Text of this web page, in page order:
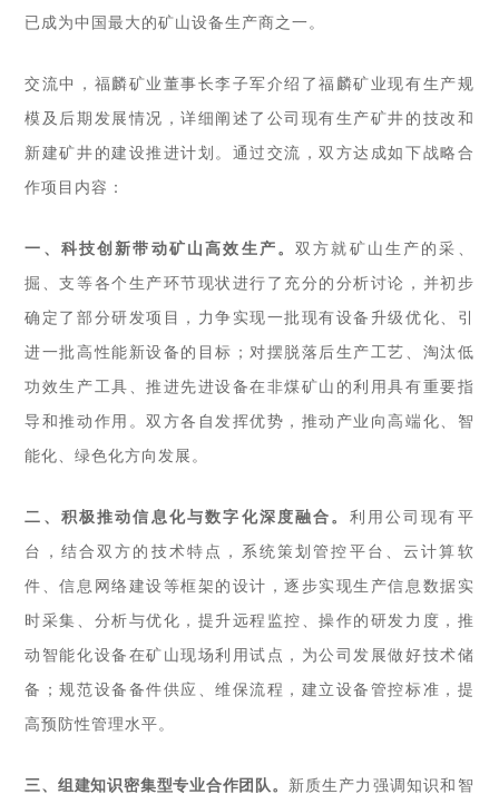
已成为中国最大的矿山设备生产商之一。
交流中，福麟矿业董事长李子军介绍了福麟矿业现有生产规
模及后期发展情况，详细阐述了公司现有生产矿井的技改和
新建矿井的建设推进计划。 通过交流，双方达成如下战略合
作项目内容：
一、科技创新带动矿山高效生产。双方就 矿山生产的采、
掘、支等各个生产环节现状进行了充分的分析讨论，并初步
确定了部分研发项目，力争实现一批现有设备升级优化、引
进一批高性能新设备的目标；对摆脱落后生产工艺、淘汰低
功效生产工具、推进先进设备在非煤矿山的利用具有重要指
导和推动作用。双方各自发挥优势，推动产业向高端化、智
能化、绿色化方向发展。
二、积极推动信息化与数字化深度融合。 利用公司现有平
台，结合双方的技术特点，系统策划管控平台、云计算软
件、信息网络建设等框架的设计，逐步实现生产信息数据实
时采集、分析与优化，提升远程监控、操作的研发力度，推
动智能化设备在矿山现场利用试点，为公司发展做好技术储
备；规范设备备件供应、维保流程，建立设备管控标准，提
高预防性管理水平。
三、组建知识密集型专业合作团队。 新质生产力强调知识和智